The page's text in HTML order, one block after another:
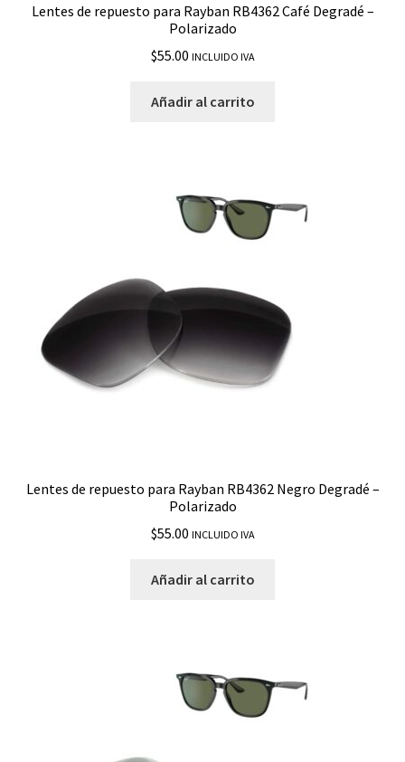
Lentes de repuesto para Rayban RB4362 Café Degradé –
Polarizado
$55.00 INCLUIDO IVA
Añadir al carrito
Lentes de repuesto para Rayban RB4362 Negro Degradé –
Polarizado
$55.00 INCLUIDO IVA
Añadir al carrito